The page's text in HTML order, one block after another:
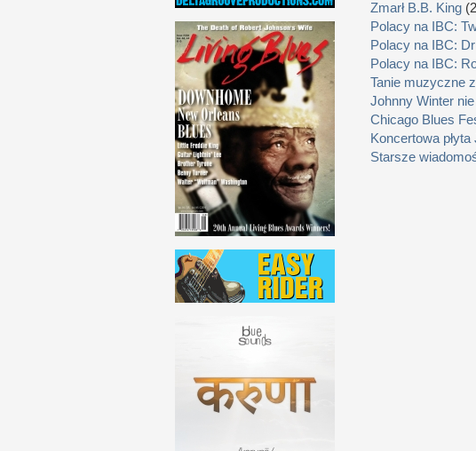
Zmarł B.B. King
Polacy na IBC:
Polacy na IBC:
Polacy na IBC:
Tanie muzyczne
Johnny Winter
Chicago Blues
Koncertowa
Starsze